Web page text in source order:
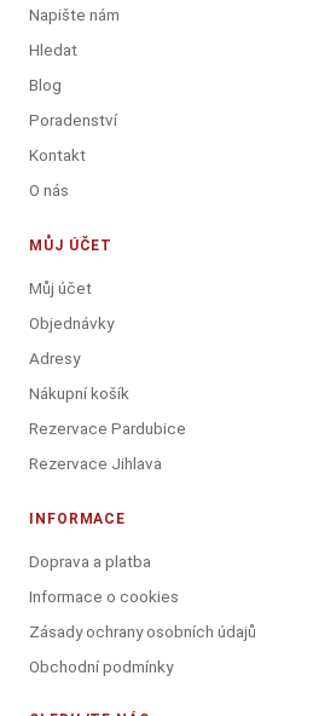
Napište nám
Hledat
Blog
Poradenství
Kontakt
O nás
MŮJ ÚČET
Můj účet
Objednávky
Adresy
Nákupní košík
Rezervace Pardubice
Rezervace Jihlava
INFORMACE
Doprava a platba
Informace o cookies
Zásady ochrany osobních údajů
Obchodní podmínky